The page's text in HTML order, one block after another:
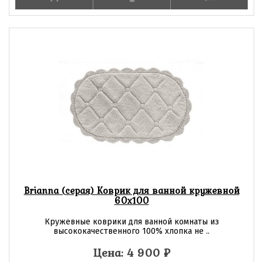
Brianna (серая) Коврик для ванной кружевной
60х100
Кружевные коврики для ванной комнаты из
высококачественного 100% хлопка не ..
Цена: 4 900 ₽